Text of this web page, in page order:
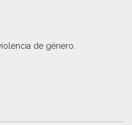
de género